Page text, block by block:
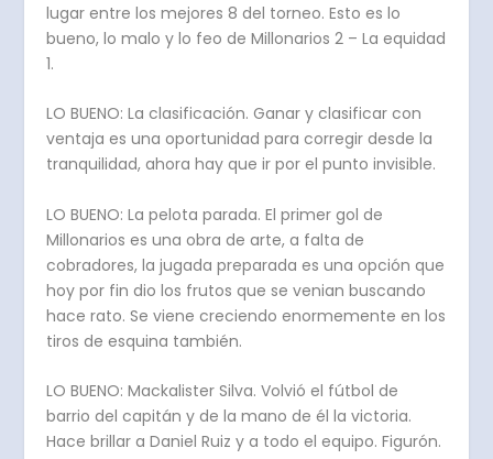
lugar entre los mejores 8 del torneo. Esto es lo
bueno, lo malo y lo feo de Millonarios 2 – La equidad
1.
LO BUENO: La clasificación. Ganar y clasificar con
ventaja es una oportunidad para corregir desde la
tranquilidad, ahora hay que ir por el punto invisible.
LO BUENO: La pelota parada. El primer gol de
Millonarios es una obra de arte, a falta de
cobradores, la jugada preparada es una opción que
hoy por fin dio los frutos que se venian buscando
hace rato. Se viene creciendo enormemente en los
tiros de esquina también.
LO BUENO: Mackalister Silva. Volvió el fútbol de
barrio del capitán y de la mano de él la victoria.
Hace brillar a Daniel Ruiz y a todo el equipo. Figurón.